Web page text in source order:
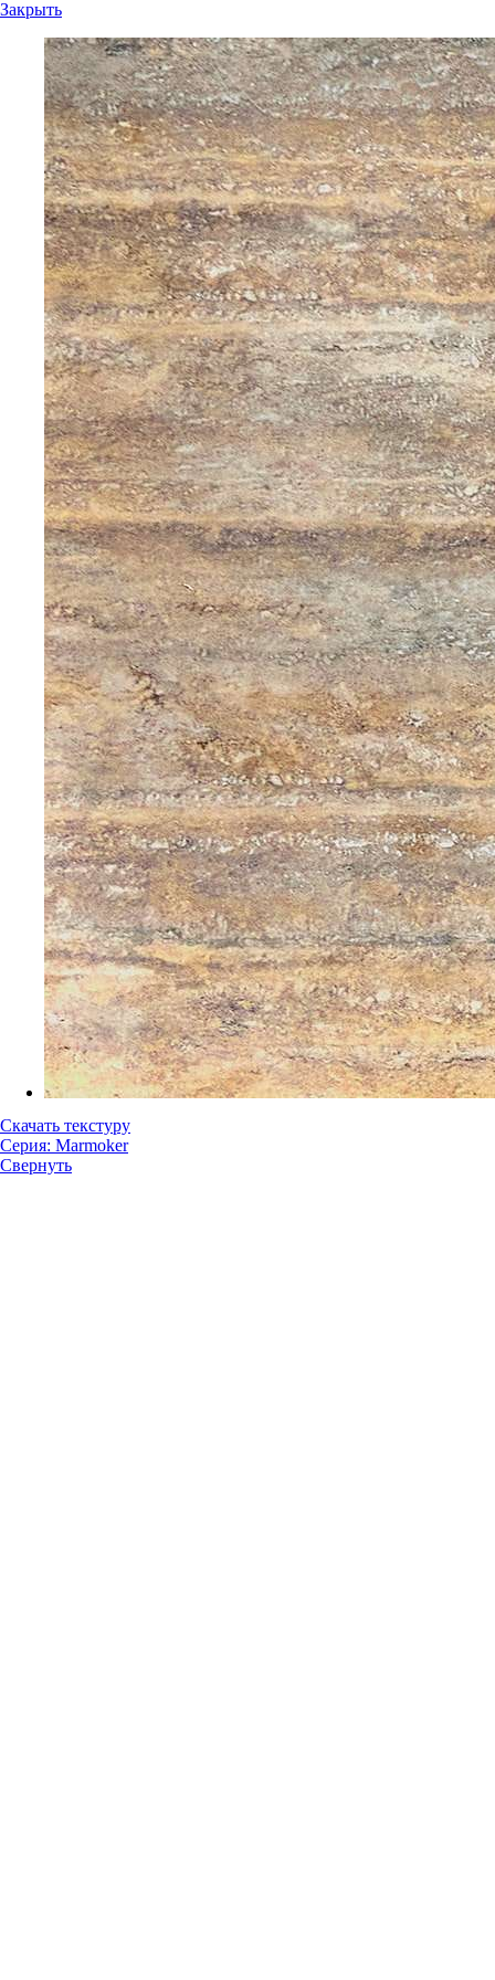
Закрыть
Скачать текстуру
Серия: Marmoker
Свернуть